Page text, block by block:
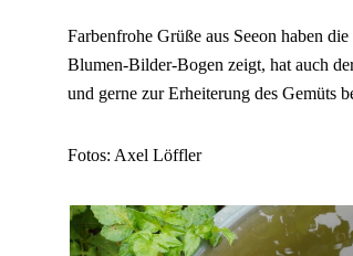
Farbenfrohe Grüße aus Seeon haben
Blumen-Bilder-Bogen zeigt, hat auch
und gerne zur Erheiterung des Gemüts
Fotos: Axel Löffler